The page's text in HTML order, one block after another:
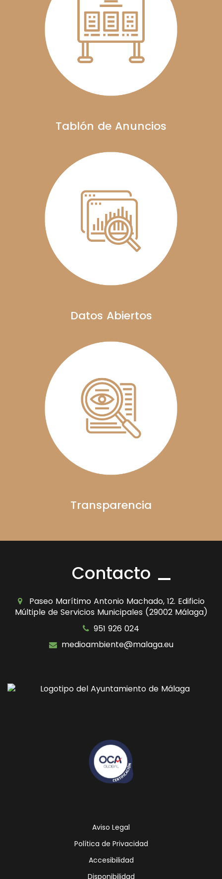
Tablón de Anuncios
Datos Abiertos
Transparencia
Contacto
Paseo Marítimo Antonio Machado, 12. Edificio
Múltiple de Servicios Municipales (29002 Málaga)
951 926 024
medioambiente@malaga.eu
de
facebook
de
youtube
Aviso Legal
Política de Privacidad
Accesibilidad
Disponibilidad